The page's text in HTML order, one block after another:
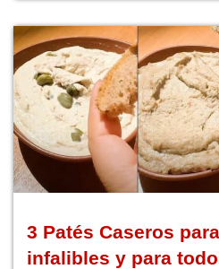
3 Patés Caseros
infalibles y para